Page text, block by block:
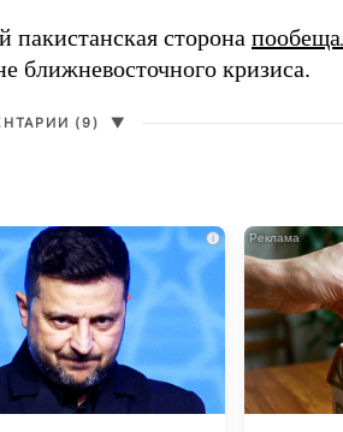
пакистанская сторона
ближневосточного кризиса.
(9) ▼
i